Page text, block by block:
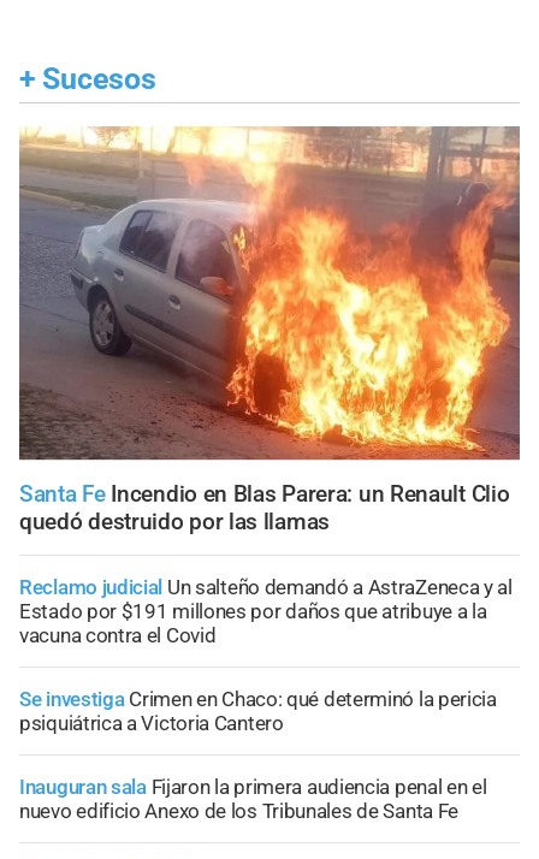
+ Sucesos
Santa Fe Incendio en Blas Parera: un Renault Clio
quedó destruido por las llamas
Reclamo judicial Un salteño demandó a AstraZeneca y al
Estado por $191 millones por daños que atribuye a la
vacuna contra el Covid
Se investiga Crimen en Chaco: qué determinó la pericia
psiquiátrica a Victoria Cantero
Inauguran sala Fijaron la primera audiencia penal en el
nuevo edificio Anexo de los Tribunales de Santa Fe